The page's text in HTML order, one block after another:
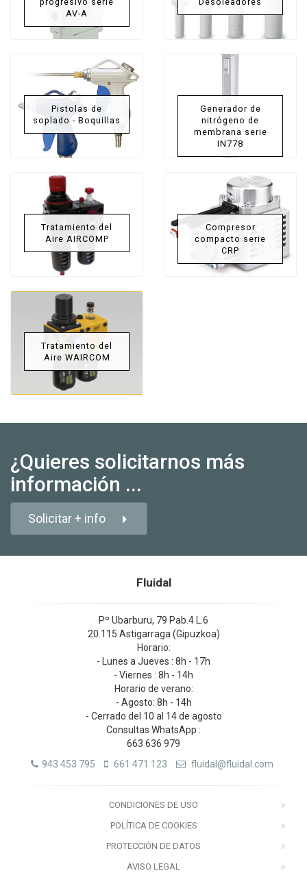
AV-A
Pistolas de
soplado - Boquillas
Generador de
nitrógeno de
membrana serie
IN778
Tratamiento del
Aire AIRCOMP
Compresor
compacto serie
CRP
Tratamiento del
Aire WAIRCOM
¿Quieres solicitarnos más
información ...
Solicitar + info
Fluidal
Pº Ubarburu, 79 Pab.4 L.6
20.115 Astigarraga (Gipuzkoa)
Horario:
- Lunes a Jueves : 8h - 17h
- Viernes : 8h - 14h
Horario de verano:
- Agosto: 8h - 14h
- Cerrado del 10 al 14 de agosto
Consultas WhatsApp :
663 636 979
943 453 795
661 471 123 fluidal@fluidal.com
CONDICIONES DE USO
POLÍTICA DE COOKIES
PROTECCIÓN DE DATOS
AVISO LEGAL